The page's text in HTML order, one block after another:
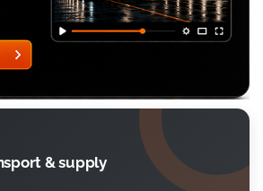
& supply